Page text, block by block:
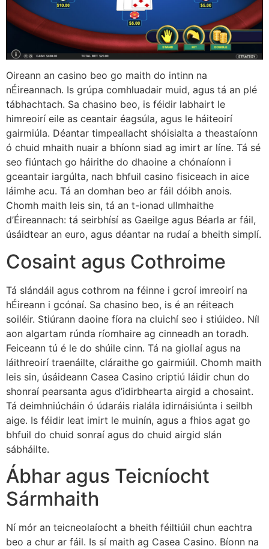
Oireann an casino beo go maith do intinn na
nÉireannach. Is grúpa comhluadair muid, agus tá an plé
tábhachtach. Sa chasino beo, is féidir labhairt le
himreoirí eile as ceantair éagsúla, agus le háiteoirí
gairmiúla. Déantar timpeallacht shóisialta a theastaíonn
ó chuid mhaith nuair a bhíonn siad ag imirt ar líne. Tá sé
seo fiúntach go háirithe do dhaoine a chónaíonn i
gceantair iargúlta, nach bhfuil casino fisiceach in aice
láimhe acu. Tá an domhan beo ar fáil dóibh anois.
Chomh maith leis sin, tá an t-ionad ullmhaithe
d’Éireannach: tá seirbhísí as Gaeilge agus Béarla ar fáil,
úsáidtear an euro, agus déantar na rudaí a bheith simplí.
Cosaint agus Cothroime
Tá slándáil agus cothrom na féinne i gcroí imreoirí na
hÉireann i gcónaí. Sa chasino beo, is é an réiteach
soiléir. Stiúrann daoine fíora na cluichí seo i stiúideo. Níl
aon algartam rúnda ríomhaire ag cinneadh an toradh.
Feiceann tú é le do shúile cinn. Tá na giollaí agus na
láithreoirí traenáilte, cláraithe go gairmiúil. Chomh maith
leis sin, úsáideann Casea Casino criptiú láidir chun do
shonraí pearsanta agus d’idirbhearta airgid a chosaint.
Tá deimhniúcháin ó údaráis rialála idirnáisiúnta i seilbh
aige. Is féidir leat imirt le muinín, agus a fhios agat go
bhfuil do chuid sonraí agus do chuid airgid slán
sábháilte.
Ábhar agus Teicníocht
Sármhaith
Ní mór an teicneolaíocht a bheith féiltiúil chun eachtra
beo a chur ar fáil. Is sí maith ag Casea Casino. Bíonn na